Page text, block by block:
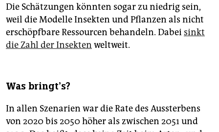
Die Schätzungen könnten sogar zu niedrig sein,
weil die Modelle Insekten und Pflanzen als nicht
erschöpfbare Ressourcen behandeln. Dabei sinkt
die Zahl der Insekten weltweit.
Was bringt’s?
In allen Szenarien war die Rate des Aussterbens
von 2020 bis 2050 höher als zwischen 2051 und